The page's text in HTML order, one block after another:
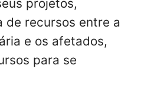
projetos,
de recursos entre a
e os afetados,
para se